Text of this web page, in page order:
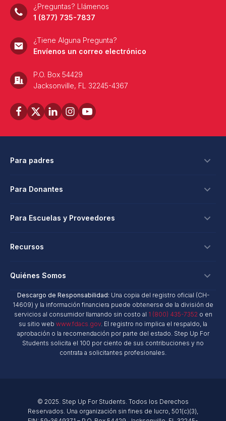
¿Preguntas? Llámenos
1 (877) 735-7837
¿Tiene Alguna Pregunta?
Envíenos un correo electrónico
P.O. Box 54429
Jacksonville, FL 32245-4367
Para padres
Becas
Beca para Escuela Privada
Beca para Necesidades Especiales
New Worlds
Conviértase en un Defensor
Para Donantes
Formas de Donar
Donaciones en el Lugar de Trabajo
Fondos Asesorados por Donantes
Declaración de Derechos del Donante
Para Escuelas y Proveedores
Escuelas y Proveedores
Escuelas Privadas
Proveedores de Servicios
Proveedores de Productos
Recursos para Escuelas y Proveedores
Recursos
Investigación e Informes
Blog NextSteps
Blog inspireED
Red de Antiguos Alumnos
Sala de Prensa
Quiénes Somos
Quiénes Somos
Informe Anual
Políticas de Gobernanza
Informes Financieros
Contacto
Descargo de Responsabilidad: Una copia del registro oficial (CH-
14609) y la información financiera puede obtenerse de la división de
servicios al consumidor llamando sin costo al 1 (800) 435-7352o en
su sitio web www.fdacs.gov. El registro no implica el respaldo, la
aprobación o la recomendación por parte del estado. Step Up For
Students solicita el 100 por ciento de sus contribuciones y no
contrata a solicitantes profesionales.
© 2025. Step Up For Students. Todos los Derechos
Reservados. Una organización sin fines de lucro, 501(c)(3),